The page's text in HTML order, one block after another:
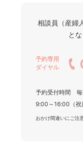
相談員（産婦
と
予約専用
ダイヤル
予約受付時間 毎
9:00～16:00（祝
おかけ間違いにご注